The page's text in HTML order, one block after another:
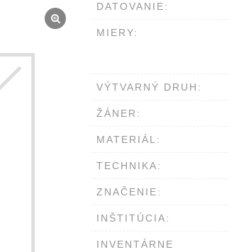
DATOVANIE:
MIERY:
VÝTVARNÝ DRUH:
ŽÁNER:
MATERIÁL:
TECHNIKA:
ZNAČENIE:
INŠTITÚCIA:
INVENTÁRNE